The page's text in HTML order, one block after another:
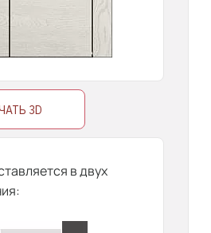
3D
в двух